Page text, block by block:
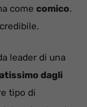
come comico.
leader di una
dagli
tipo di